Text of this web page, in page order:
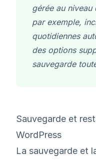
gérée au niveau
par exemple,
quotidiennes
des options
sauvegarde
Sauvegarde et
WordPress
La sauvegarde et